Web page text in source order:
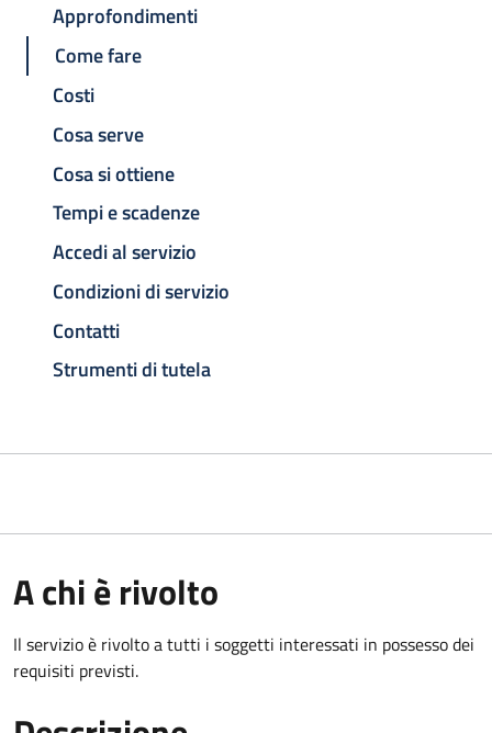
Approfondimenti
Come fare
Costi
Cosa serve
Cosa si ottiene
Tempi e scadenze
Accedi al servizio
Condizioni di servizio
Contatti
Strumenti di tutela
A chi è rivolto
Il servizio è rivolto a tutti i soggetti interessati in possesso dei
requisiti previsti.